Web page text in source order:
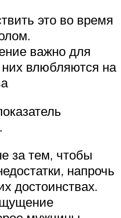
это во время
важно для
влюбляются на
за тем, чтобы
напрочь
достоинствах.